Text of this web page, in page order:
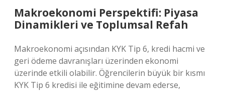
Makroekonomi Perspektifi: Piyasa
Dinamikleri ve Toplumsal Refah
Makroekonomi açısından KYK Tip 6, kredi hacmi ve
geri ödeme davranışları üzerinden ekonomi
üzerinde etkili olabilir. Öğrencilerin büyük bir kısmı
KYK Tip 6 kredisi ile eğitimine devam ederse,